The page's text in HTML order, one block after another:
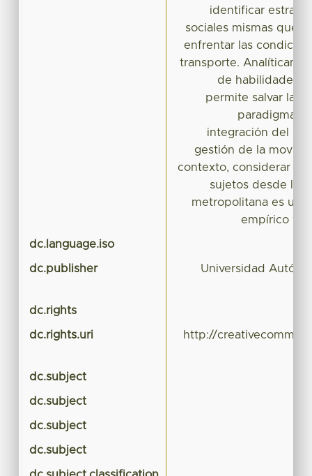
identificar
sociales mismas que
enfrentar las
transporte.
de habilidades
permite salvar la
paradigmas
integración del
gestión de la
contexto, considerar la
sujetos desde la
metropolitana es un
empírico y
dc.language.iso
dc.publisher Universidad
dc.rights
dc.rights.uri http://
dc.subject
dc.subject
dc.subject
dc.subject